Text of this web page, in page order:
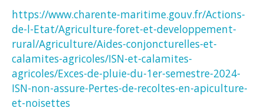
https://www.charente-maritime.gouv.fr/Actions-
de-l-Etat/Agriculture-foret-et-developpement-
rural/Agriculture/Aides-conjoncturelles-et-
calamites-agricoles/ISN-et-calamites-
agricoles/Exces-de-pluie-du-1er-semestre-2024-
ISN-non-assure-Pertes-de-recoltes-en-apiculture-
et-noisettes